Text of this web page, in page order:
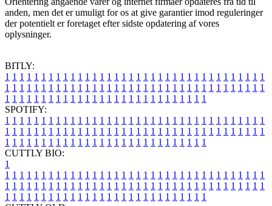
anden, men det er umuligt for os at give garantier imod reguleringer
der potentielt er foretaget efter sidste opdatering af vores
oplysninger.
BITLY:
1 1 1 1 1 1 1 1 1 1 1 1 1 1 1 1 1 1 1 1 1 1 1 1 1 1 1 1 1 1 1 1 1 1 1 1
1 1 1 1 1 1 1 1 1 1 1 1 1 1 1 1 1 1 1 1 1 1 1 1 1 1 1 1 1 1 1 1 1 1 1 1
1 1 1 1 1 1 1 1 1 1 1 1 1 1 1 1 1 1 1 1 1 1 1 1 1 1 1 1
SPOTIFY:
1 1 1 1 1 1 1 1 1 1 1 1 1 1 1 1 1 1 1 1 1 1 1 1 1 1 1 1 1 1 1 1 1 1 1 1
1 1 1 1 1 1 1 1 1 1 1 1 1 1 1 1 1 1 1 1 1 1 1 1 1 1 1 1 1 1 1 1 1 1 1 1
1 1 1 1 1 1 1 1 1 1 1 1 1 1 1 1 1 1 1 1 1 1 1 1 1 1 1 1
CUTTLY BIO:
1
1 1 1 1 1 1 1 1 1 1 1 1 1 1 1 1 1 1 1 1 1 1 1 1 1 1 1 1 1 1 1 1 1 1 1 1
1 1 1 1 1 1 1 1 1 1 1 1 1 1 1 1 1 1 1 1 1 1 1 1 1 1 1 1 1 1 1 1 1 1 1 1
1 1 1 1 1 1 1 1 1 1 1 1 1 1 1 1 1 1 1 1 1 1 1 1 1 1 1 1